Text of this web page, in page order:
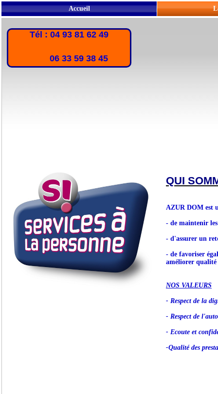
Accueil
Tél : 04 93 81 62 49
06 33 59 38 45
QUI
AZUR DOM est
- de maintenir les
- d'assurer un
- de favoriser
améliorer
NOS VALEURS
- Respect de la
- Respect de
- Ecoute et
-Qualité des